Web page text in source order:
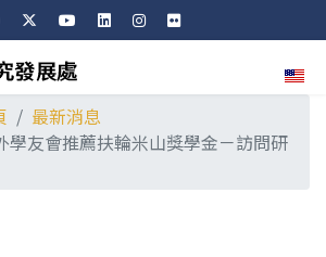
選擇
最新消息
學友會推薦扶輪米山獎學金－訪問研